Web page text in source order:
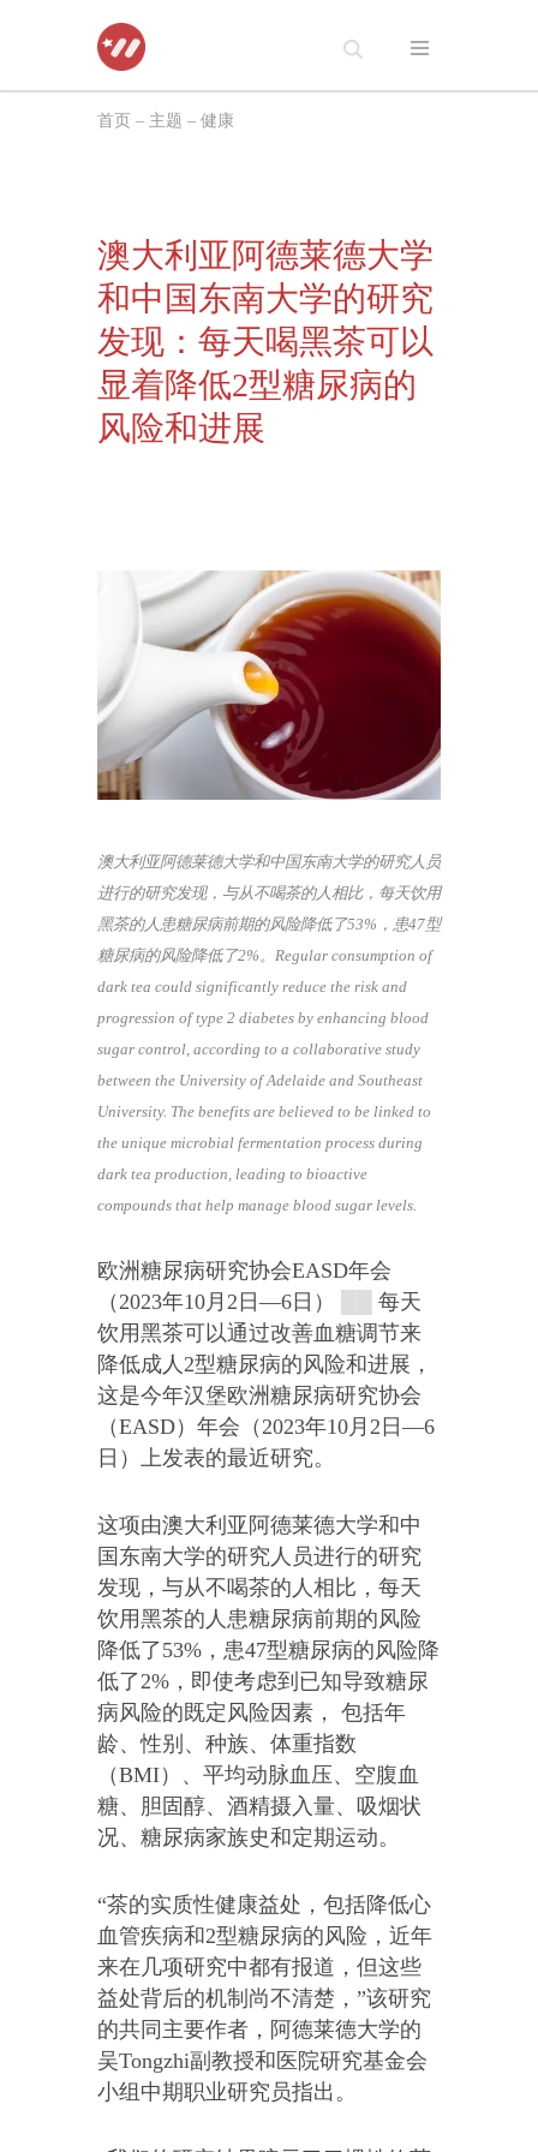
至
首页 – 主题 – 健康
澳大利亚阿德莱德大学
和中国东南大学的研究
发现：每天喝黑茶可以
显着降低2型糖尿病的
风险和进展
澳大利亚阿德莱德大学和中国东南大学的研究人员
进行的研究发现，与从不喝茶的人相比，每天饮用
黑茶的人患糖尿病前期的风险降低了53%，患47型
糖尿病的风险降低了2%。Regular consumption of
dark tea could significantly reduce the risk and
progression of type 2 diabetes by enhancing blood
sugar control, according to a collaborative study
between the University of Adelaide and Southeast
University. The benefits are believed to be linked to
the unique microbial fermentation process during
dark tea production, leading to bioactive
compounds that help manage blood sugar levels.
欧洲糖尿病研究协会EASD年会
（2023年10月2日—6日）
每天
饮用黑茶可以通过改善血糖调节来
降低成人2型糖尿病的风险和进展，
这是今年汉堡欧洲糖尿病研究协会
（EASD）年会（2023年10月2日—6
日）上发表的最近研究。
这项由澳大利亚阿德莱德大学和中
国东南大学的研究人员进行的研究
发现，与从不喝茶的人相比，每天
饮用黑茶的人患糖尿病前期的风险
降低了53%，患47型糖尿病的风险降
低了2%，即使考虑到已知导致糖尿
病风险的既定风险因素， 包括年
龄、性别、种族、体重指数
（BMI）、平均动脉血压、空腹血
糖、胆固醇、酒精摄入量、吸烟状
况、糖尿病家族史和定期运动。
“茶的实质性健康益处，包括降低心
血管疾病和2型糖尿病的风险，近年
来在几项研究中都有报道，但这些
益处背后的机制尚不清楚，”该研究
的共同主要作者，阿德莱德大学的
吴Tongzhi副教授和医院研究基金会
小组中期职业研究员指出。